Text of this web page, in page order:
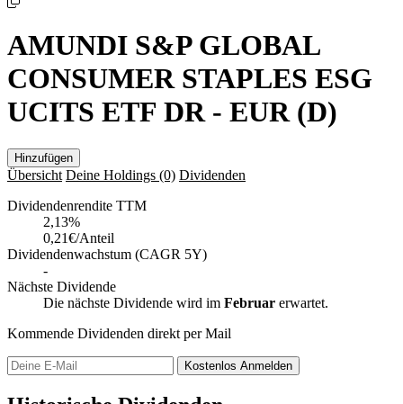
AMUNDI S&P GLOBAL
CONSUMER STAPLES ESG
UCITS ETF DR - EUR (D)
Hinzufügen
Übersicht Deine Holdings (0) Dividenden
Dividendenrendite TTM
2,13%
0,21€/Anteil
Dividendenwachstum (CAGR 5Y)
-
Nächste Dividende
Die nächste Dividende wird im Februar erwartet.
Kommende Dividenden direkt per Mail
Kostenlos Anmelden